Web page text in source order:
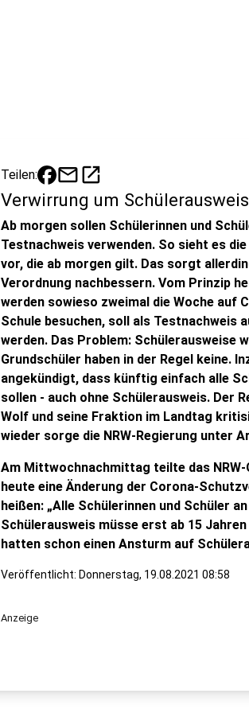
Teilen: mailopen_in_new
Verwirrung um
Ab morgen sollen Schülerinnen und
Testnachweis verwenden. So sieht es
vor, die ab morgen gilt. Das sorgt
Verordnung nachbessern. Vom Prinzip
werden sowieso zweimal die Woche auf
Schule besuchen, soll als Testnachweis
werden. Das Problem: Schülerausweise
Grundschüler haben in der Regel keine.
angekündigt, dass künftig einfach alle
sollen - auch ohne Schülerausweis. Der
Wolf und seine Fraktion im Landtag
wieder sorge die NRW-Regierung unter
Am Mittwochnachmittag teilte das
heute eine Änderung der Corona-
heißen: „Alle Schülerinnen und Schüler
Schülerausweis müsse erst ab 15
hatten schon einen Ansturm auf
Veröffentlicht: Donnerstag, 19.08.2021 08:58
Anzeige